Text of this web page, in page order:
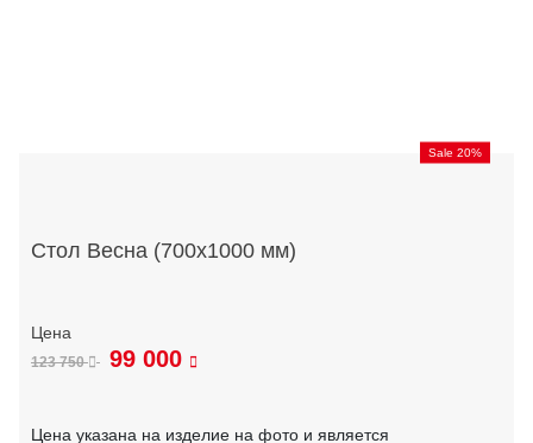
Sale 20%
Стол Весна (700х1000 мм)
123 750 99 000
Цена указана на изделие на фото и является